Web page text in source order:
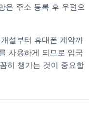
은 주소 등록 후 우편으
설부터 휴대폰 계약까
사용하게 되므로 입국
히 챙기는 것이 중요합